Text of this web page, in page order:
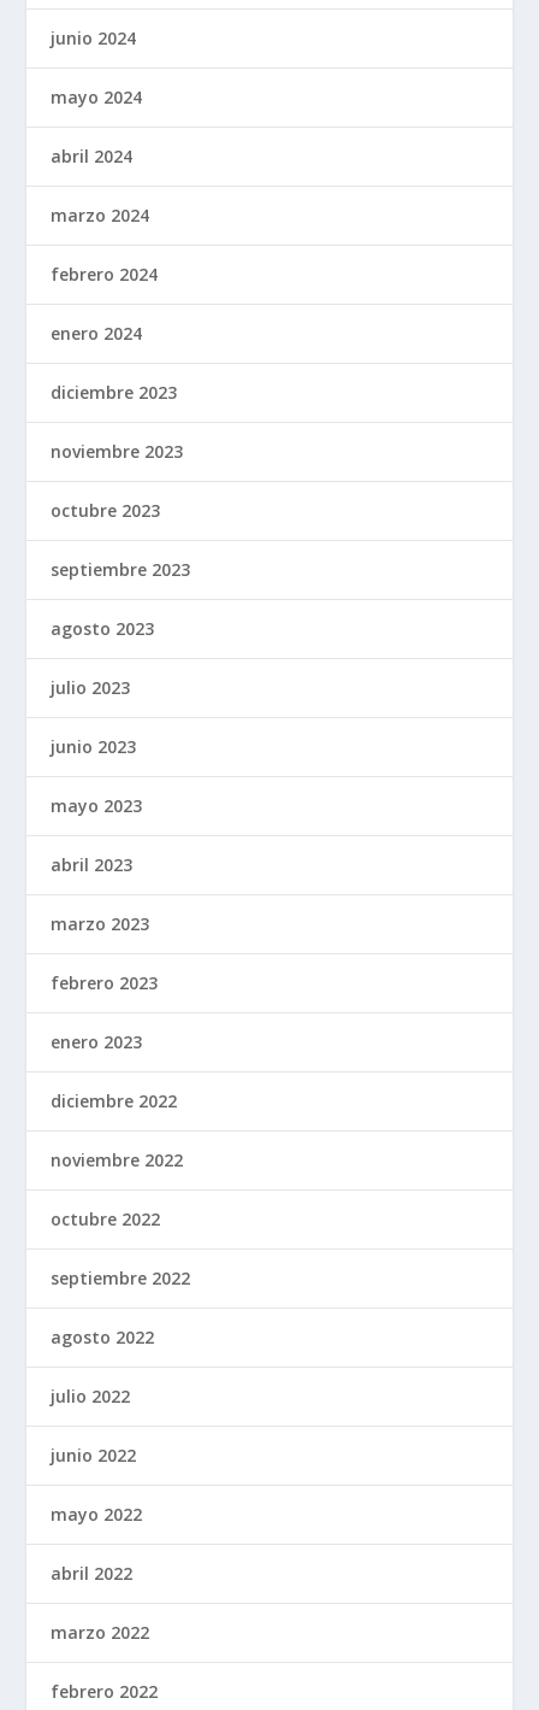
junio 2024
mayo 2024
abril 2024
marzo 2024
febrero 2024
enero 2024
diciembre 2023
noviembre 2023
octubre 2023
septiembre 2023
agosto 2023
julio 2023
junio 2023
mayo 2023
abril 2023
marzo 2023
febrero 2023
enero 2023
diciembre 2022
noviembre 2022
octubre 2022
septiembre 2022
agosto 2022
julio 2022
junio 2022
mayo 2022
abril 2022
marzo 2022
febrero 2022